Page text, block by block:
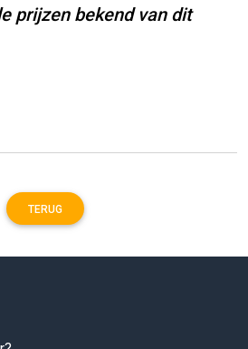
prijzen bekend van dit
TERUG